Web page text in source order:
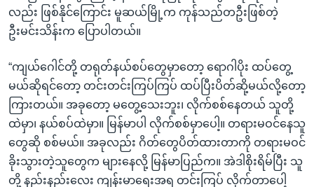
လည်း ဖြစ်နိုင်ကြောင်း မူဆယ်မြို့က ကုန်သည်တဦးဖြစ်တဲ့
ဦးမင်းသိန်းက ပြောပါတယ်။
“ကျယ်ဂေါင်တို့ တရုတ်နယ်စပ်တွေမှာတော့ ရောဂါပိုး ထပ်တွေ့
မယ်ဆိုရင်တော့ တင်းတင်းကြပ်ကြပ် ထပ်ပြီးပိတ်ဆို့မယ်လို့တော့
ကြားတယ်။ အခုတော့ မတွေ့သေးဘူး၊ လိုက်စစ်နေတယ် သူတို့
ထဲမှာ၊ နယ်စပ်ထဲမှာ။ မြန်မာပါ လိုက်စစ်မှာပေါ့။ တရားမဝင်နေသူ
တွေဆို စစ်မယ်။ အခုလည်း ဂိတ်တွေပိတ်ထားတာကို တရားမဝင်
ခိုးသွားတဲ့သူတွေက များနေလို့ မြန်မာပြည်က။ အဲဒါစိုးရိမ်ပြီး သူ
တို့ နည်းနည်းလေး ကျန်းမာရေးအရ တင်းကြပ် လိုက်တာပေါ့